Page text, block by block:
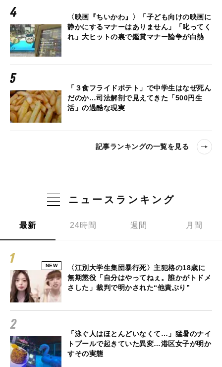
〈映画『ちいかわ』〉「子ども向けの映画に
静かにするマナーはありません」「叱ってく
れ」大ヒットの裏で鑑賞マナー論争が白熱
「３食フライドポテト」で中学生はなぜ死ん
だのか…司法解剖で見えてきた「500円生
活」の過酷な現実
記事ランキングの一覧を見る
ニュースランキング
最新 24時間 週間 月間
NEW
〈江別大学生集団暴行死〉主犯格の18歳に
無期懲役「自分はやってねぇ。誰かがトドメ
さした」裁判で明かされた“他責ぶり”
「泳ぐ人はほとんどいなくて…」猛暑のナイ
トプールで起きていた異変…港区女子が明か
すその実態